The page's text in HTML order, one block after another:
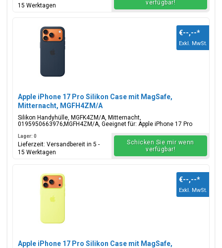
15 Werktagen
verfügbar!
Apple iPhone 17 Pro Silikon Case mit MagSafe,
Mitternacht, MGFH4ZM/A
Silikon Handyhülle, MGFK4ZM/A, Mitternacht,
0195950663976;MGFH4ZM/A, Geeignet für: Apple iPhone 17 Pro
€--,--*
Exkl. MwSt.
Lager: 0
Lieferzeit: Versandbereit in 5 -
15 Werktagen
Schicken Sie mir wenn
verfügbar!
Apple iPhone 17 Pro Silikon Case mit MagSafe,
€--,--*
Exkl. MwSt.